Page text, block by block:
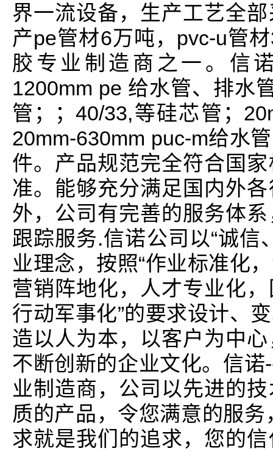
界一流设备，生产工艺全
产pe管材6万吨，pvc-u管
胶专业制造商之一。信
1200mm pe 给水管、排水
管；；40/33,等硅芯管；
20mm-630mm puc-m给水
件。产品规范完全符合国
准。能够充分满足国内外
外，公司有完善的服务体
跟踪服务.信诺公司以“诚信
业理念，按照“作业标准化
营销阵地化，人才专业化
行动军事化”的要求设计、
造以人为本，以客户为中
不断创新的企业文化。信
业制造商，公司以先进的
质的产品，令您满意的服
求就是我们的追求，您的